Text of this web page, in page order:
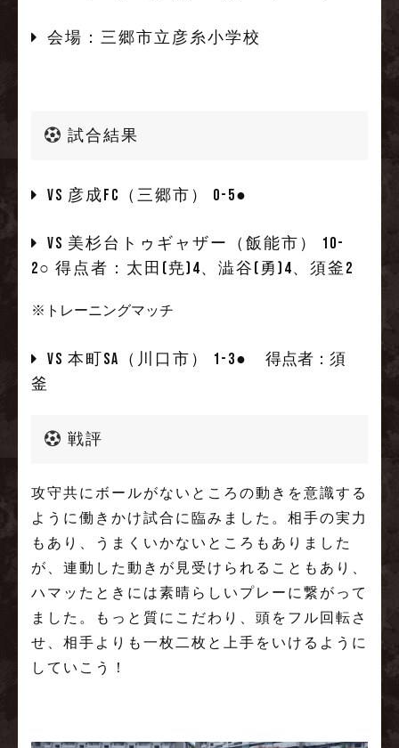
会場：三郷市立彦糸小学校
試合結果
vs 彦成FC（三郷市） 0-5●
vs 美杉台トゥギャザー（飯能市） 10-
2○ 得点者：太田(尭)4、澁谷(勇)4、須釜2
※トレーニングマッチ
vs 本町SA（川口市） 1-3● 得点者：須
釜
戦評
攻守共にボールがないところの動きを意識する
ように働きかけ試合に臨みました。相手の実力
もあり、うまくいかないところもありました
が、連動した動きが見受けられることもあり、
ハマッたときには素晴らしいプレーに繋がって
ました。もっと質にこだわり、頭をフル回転さ
せ、相手よりも一枚二枚と上手をいけるように
していこう！